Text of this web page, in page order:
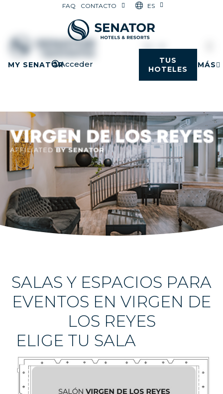
FAQ CONTACTO ES
MY SENATORAcceder
TUS
HOTELES
MÁS
ES
SALAS Y ESPACIOS PARA
EVENTOS EN VIRGEN DE
LOS REYES
ELIGE TU SALA